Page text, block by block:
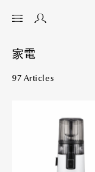
家電
97 Articles